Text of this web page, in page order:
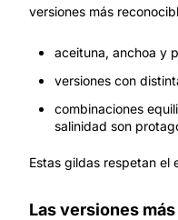
versiones más
aceituna, anchoa y
versiones con
combinaciones
salinidad son
Estas gildas respetan el
Las versiones